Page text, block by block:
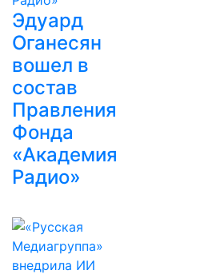
Эдуард
Оганесян
вошел в
состав
Правления
Фонда
«Академия
Радио»